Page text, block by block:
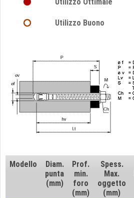
Utilizzo Buono
Modello
Diam.
punta
(mm)
Prof.
min.
foro
(mm)
Spess.
Max.
oggetto
(mm)